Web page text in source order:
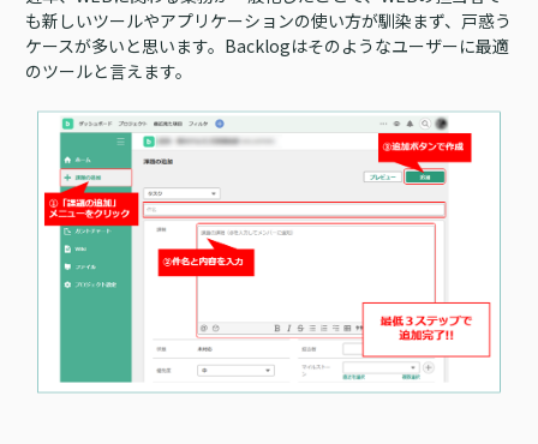
も新しいツールやアプリケーションの使い方が馴染まず、戸惑う
ケースが多いと思います。Backlogはそのようなユーザーに最適
のツールと言えます。